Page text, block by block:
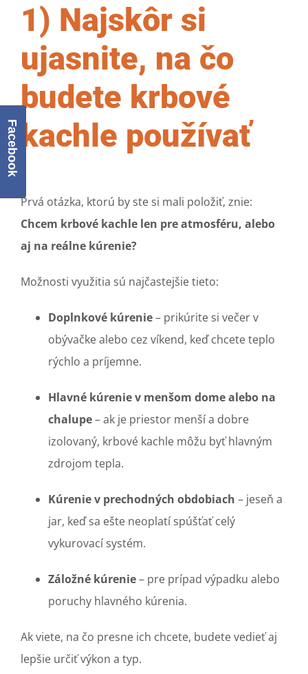
1) Najskôr si
ujasnite, na čo
budete krbové
kachle používať
Prvá otázka, ktorú by ste si mali položiť, znie:
Chcem krbové kachle len pre atmosféru, alebo
aj na reálne kúrenie?
Možnosti využitia sú najčastejšie tieto:
Doplnkové kúrenie– prikúrite si večer v
obývačke alebo cez víkend, keď chcete teplo
rýchlo a príjemne.
Hlavné kúrenie v menšom dome alebo na
chalupe– ak je priestor menší a dobre
izolovaný, krbové kachle môžu byť hlavným
zdrojom tepla.
Kúrenie v prechodných obdobiach – jeseň a
jar, keď sa ešte neoplatí spúšťať celý
vykurovací systém.
Záložné kúrenie– pre prípad výpadku alebo
poruchy hlavného kúrenia.
Ak viete, na čo presne ich chcete, budete vedieť aj
lepšie určiť výkon a typ.
Facebook